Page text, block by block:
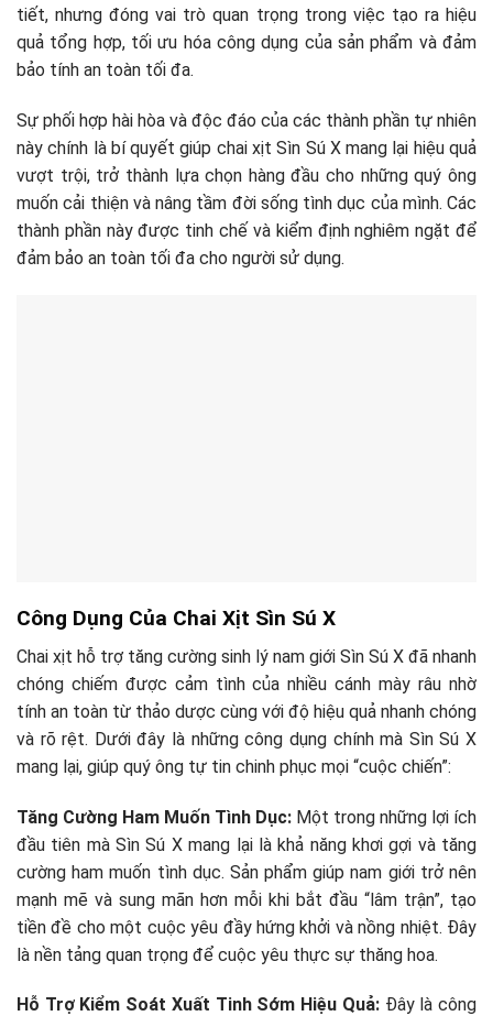
tiết, nhưng đóng vai trò quan trọng trong việc tạo ra hiệu
quả tổng hợp, tối ưu hóa công dụng của sản phẩm và đảm
bảo tính an toàn tối đa.
Sự phối hợp hài hòa và độc đáo của các thành phần tự nhiên
này chính là bí quyết giúp chai xịt Sìn Sú X mang lại hiệu quả
vượt trội, trở thành lựa chọn hàng đầu cho những quý ông
muốn cải thiện và nâng tầm đời sống tình dục của mình. Các
thành phần này được tinh chế và kiểm định nghiêm ngặt để
đảm bảo an toàn tối đa cho người sử dụng.
Công Dụng Của Chai Xịt Sìn Sú X
Chai xịt hỗ trợ tăng cường sinh lý nam giới Sìn Sú X đã nhanh
chóng chiếm được cảm tình của nhiều cánh mày râu nhờ
tính an toàn từ thảo dược cùng với độ hiệu quả nhanh chóng
và rõ rệt. Dưới đây là những công dụng chính mà Sìn Sú X
mang lại, giúp quý ông tự tin chinh phục mọi “cuộc chiến”:
Tăng Cường Ham Muốn Tình Dục: Một trong những lợi ích
đầu tiên mà Sìn Sú X mang lại là khả năng khơi gợi và tăng
cường ham muốn tình dục. Sản phẩm giúp nam giới trở nên
mạnh mẽ và sung mãn hơn mỗi khi bắt đầu “lâm trận”, tạo
tiền đề cho một cuộc yêu đầy hứng khởi và nồng nhiệt. Đây
là nền tảng quan trọng để cuộc yêu thực sự thăng hoa.
Hỗ Trợ Kiểm Soát Xuất Tinh Sớm Hiệu Quả:Đây là công